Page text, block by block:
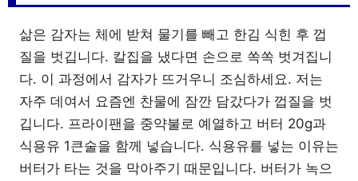
삶은 감자는 체에 받쳐 물기를 빼고 한김 식힌 후 껍
질을 벗깁니다. 칼집을 냈다면 손으로 쏙쏙 벗겨집니
다. 이 과정에서 감자가 뜨거우니 조심하세요. 저는
자주 데여서 요즘엔 찬물에 잠깐 담갔다가 껍질을 벗
깁니다. 프라이팬을 중약불로 예열하고 버터 20g과
식용유 1큰술을 함께 넣습니다. 식용유를 넣는 이유는
버터가 타는 것을 막아주기 때문입니다. 버터가 녹으